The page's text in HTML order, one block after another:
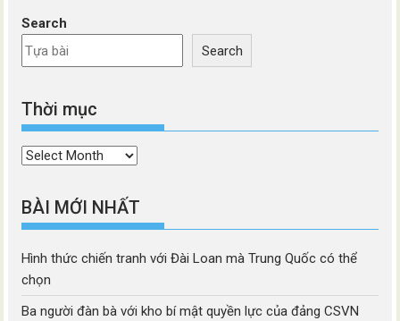
Search
Search
Thời mục
Thời
BÀI MỚI NHẤT
Hình thức chiến tranh với Đài Loan mà Trung Quốc có thể
chọn
Ba người đàn bà với kho bí mật quyền lực của đảng CSVN